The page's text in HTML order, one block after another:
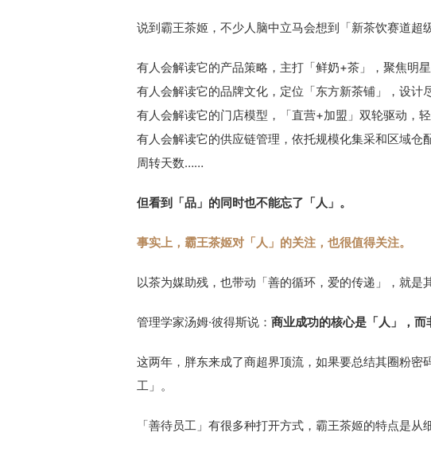
说到霸王茶姬，不少人脑中立马会想到「新茶饮赛道超
有人会解读它的产品策略，主打「鲜奶+茶」，聚焦明
有人会解读它的品牌文化，定位「东方新茶铺」，设计
有人会解读它的门店模型，「直营+加盟」双轮驱动，
有人会解读它的供应链管理，依托规模化集采和区域
周转天数……
但看到「品」的同时也不能忘了「人」。
事实上，霸王茶姬对「人」的关注，也很值得关注。
以茶为媒助残，也带动「善的循环，爱的传递」，就是
管理学家汤姆·彼得斯说： 商业成功的核心是「人」，而
这两年，胖东来成了商超界顶流，如果要总结其圈粉密
工」。
「善待员工」有很多种打开方式，霸王茶姬的特点是从